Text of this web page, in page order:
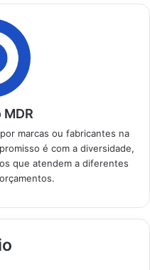
MDR
marcas ou fabricantes na
é com a diversidade,
que atendem a diferentes